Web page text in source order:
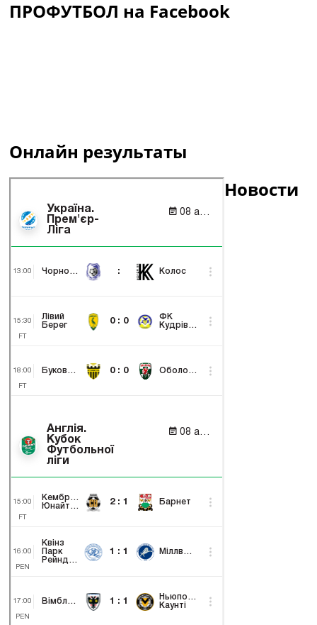
ПРОФУТБОЛ на Facebook
Онлайн результаты
Новости